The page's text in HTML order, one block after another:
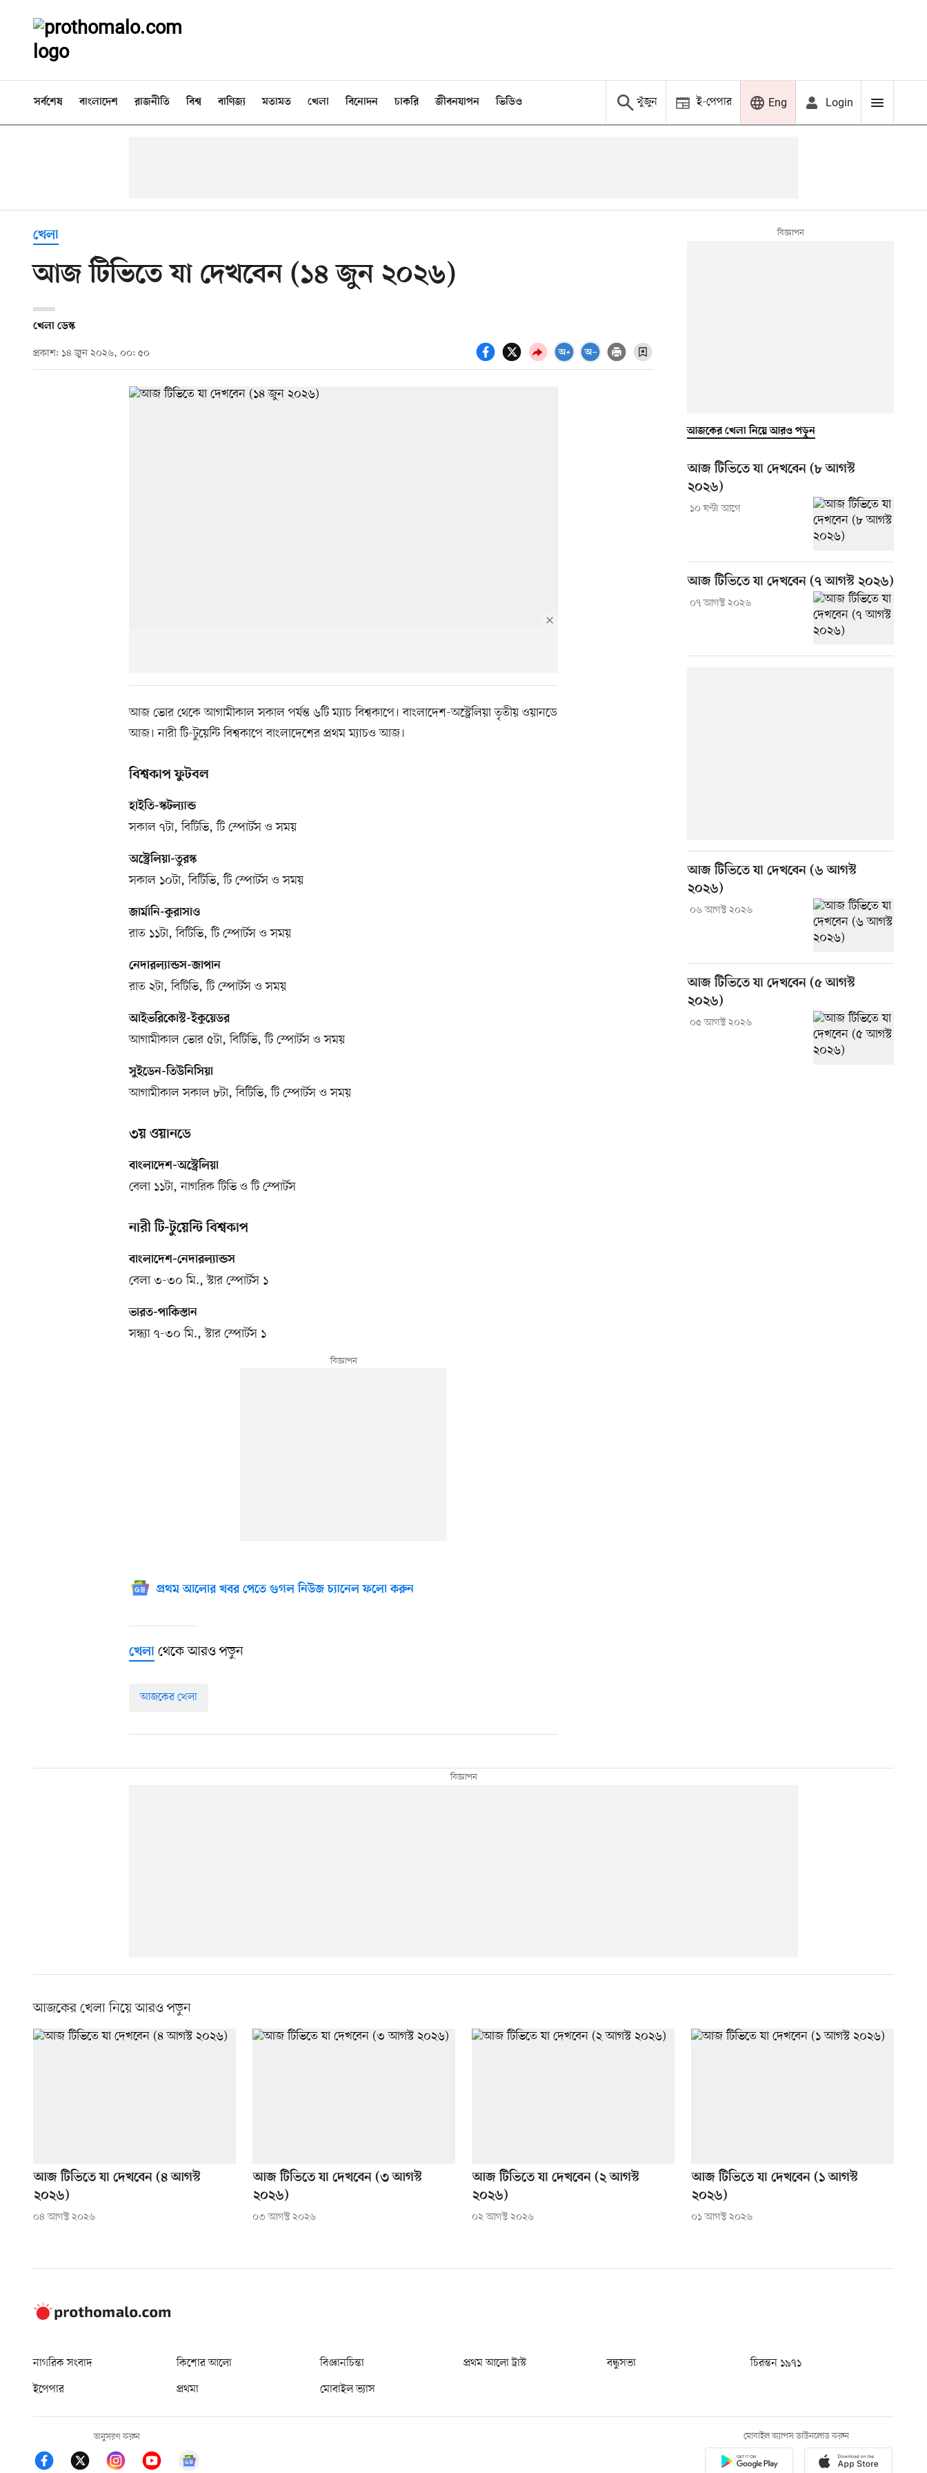
সর্বশেষ বাংলাদেশ রাজনীতি বিশ্ব বাণিজ্য মতামত খেলা বিনোদন চাকরি জীবনযাপন ভিডিও খুঁজুন ই-পেপার Eng Login
খেলা
আজ টিভিতে যা দেখবেন (১৪ জুন ২০২৬)
খেলা ডেস্ক
প্রকাশ: ১৪ জুন ২০২৬, ০০: ৫০
আজ ভোর থেকে আগামীকাল সকাল পর্যন্ত ৬টি ম্যাচ বিশ্বকাপে। বাংলাদেশ-অস্ট্রেলিয়া তৃতীয় ওয়ানডে
আজ। নারী টি-টুয়েন্টি বিশ্বকাপে বাংলাদেশের প্রথম ম্যাচও আজ।
বিশ্বকাপ ফুটবল
হাইতি-স্কটল্যান্ড
সকাল ৭টা, বিটিভি, টি স্পোর্টস ও সময়
অস্ট্রেলিয়া-তুরস্ক
সকাল ১০টা, বিটিভি, টি স্পোর্টস ও সময়
জার্মানি-কুরাসাও
রাত ১১টা, বিটিভি, টি স্পোর্টস ও সময়
নেদারল্যান্ডস-জাপান
রাত ২টা, বিটিভি, টি স্পোর্টস ও সময়
আইভরিকোস্ট-ইকুয়েডর
আগামীকাল ভোর ৫টা, বিটিভি, টি স্পোর্টস ও সময়
সুইডেন-তিউনিসিয়া
আগামীকাল সকাল ৮টা, বিটিভি, টি স্পোর্টস ও সময়
৩য় ওয়ানডে
বাংলাদেশ-অস্ট্রেলিয়া
বেলা ১১টা, নাগরিক টিভি ও টি স্পোর্টস
নারী টি-টুয়েন্টি বিশ্বকাপ
বাংলাদেশ-নেদারল্যান্ডস
বেলা ৩-৩০ মি., স্টার স্পোর্টস ১
ভারত-পাকিস্তান
সন্ধ্যা ৭-৩০ মি., স্টার স্পোর্টস ১
প্রথম আলোর খবর পেতে গুগল নিউজ চ্যানেল ফলো করুন
খেলা থেকে আরও পড়ুন
আজকের খেলা
আজকের খেলা নিয়ে আরও পড়ুন
আজ টিভিতে যা দেখবেন (৮ আগস্ট
২০২৬)
১০ ঘণ্টা আগে
আজ টিভিতে যা দেখবেন (৭ আগস্ট ২০২৬)
০৭ আগস্ট ২০২৬
আজ টিভিতে যা দেখবেন (৬ আগস্ট
২০২৬)
০৬ আগস্ট ২০২৬
আজ টিভিতে যা দেখবেন (৫ আগস্ট
২০২৬)
০৫ আগস্ট ২০২৬
আজকের খেলা নিয়ে আরও পড়ুন
আজ টিভিতে যা দেখবেন (৪ আগস্ট
২০২৬)
০৪ আগস্ট ২০২৬
আজ টিভিতে যা দেখবেন (৩ আগস্ট
২০২৬)
০৩ আগস্ট ২০২৬
আজ টিভিতে যা দেখবেন (২ আগস্ট
২০২৬)
০২ আগস্ট ২০২৬
আজ টিভিতে যা দেখবেন (১ আগস্ট
২০২৬)
০১ আগস্ট ২০২৬
নাগরিক সংবাদ কিশোর আলো বিজ্ঞানচিন্তা প্রথম আলো ট্রাস্ট বন্ধুসভা
চিরন্তন ১৯৭১
ইপেপার
প্রথমা মোবাইল ভ্যাস
অনুসরণ করুন মোবাইল অ্যাপস ডাউনলোড করুন